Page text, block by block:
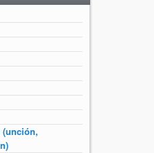
(unción,